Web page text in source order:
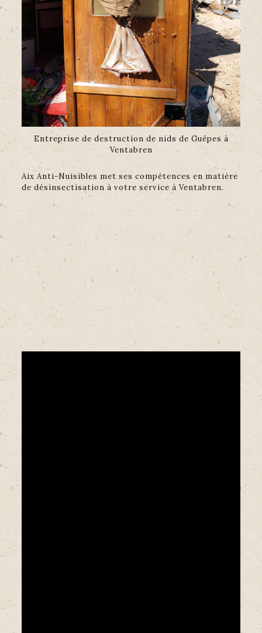
Entreprise de destruction de nids de Guêpes à
Ventabren
Aix Anti-Nuisibles met ses compétences en matière
de désinsectisation à votre service à Ventabren.